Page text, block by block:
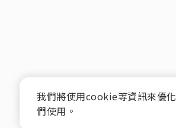
我們將使用cookie等資訊來優
們使用。